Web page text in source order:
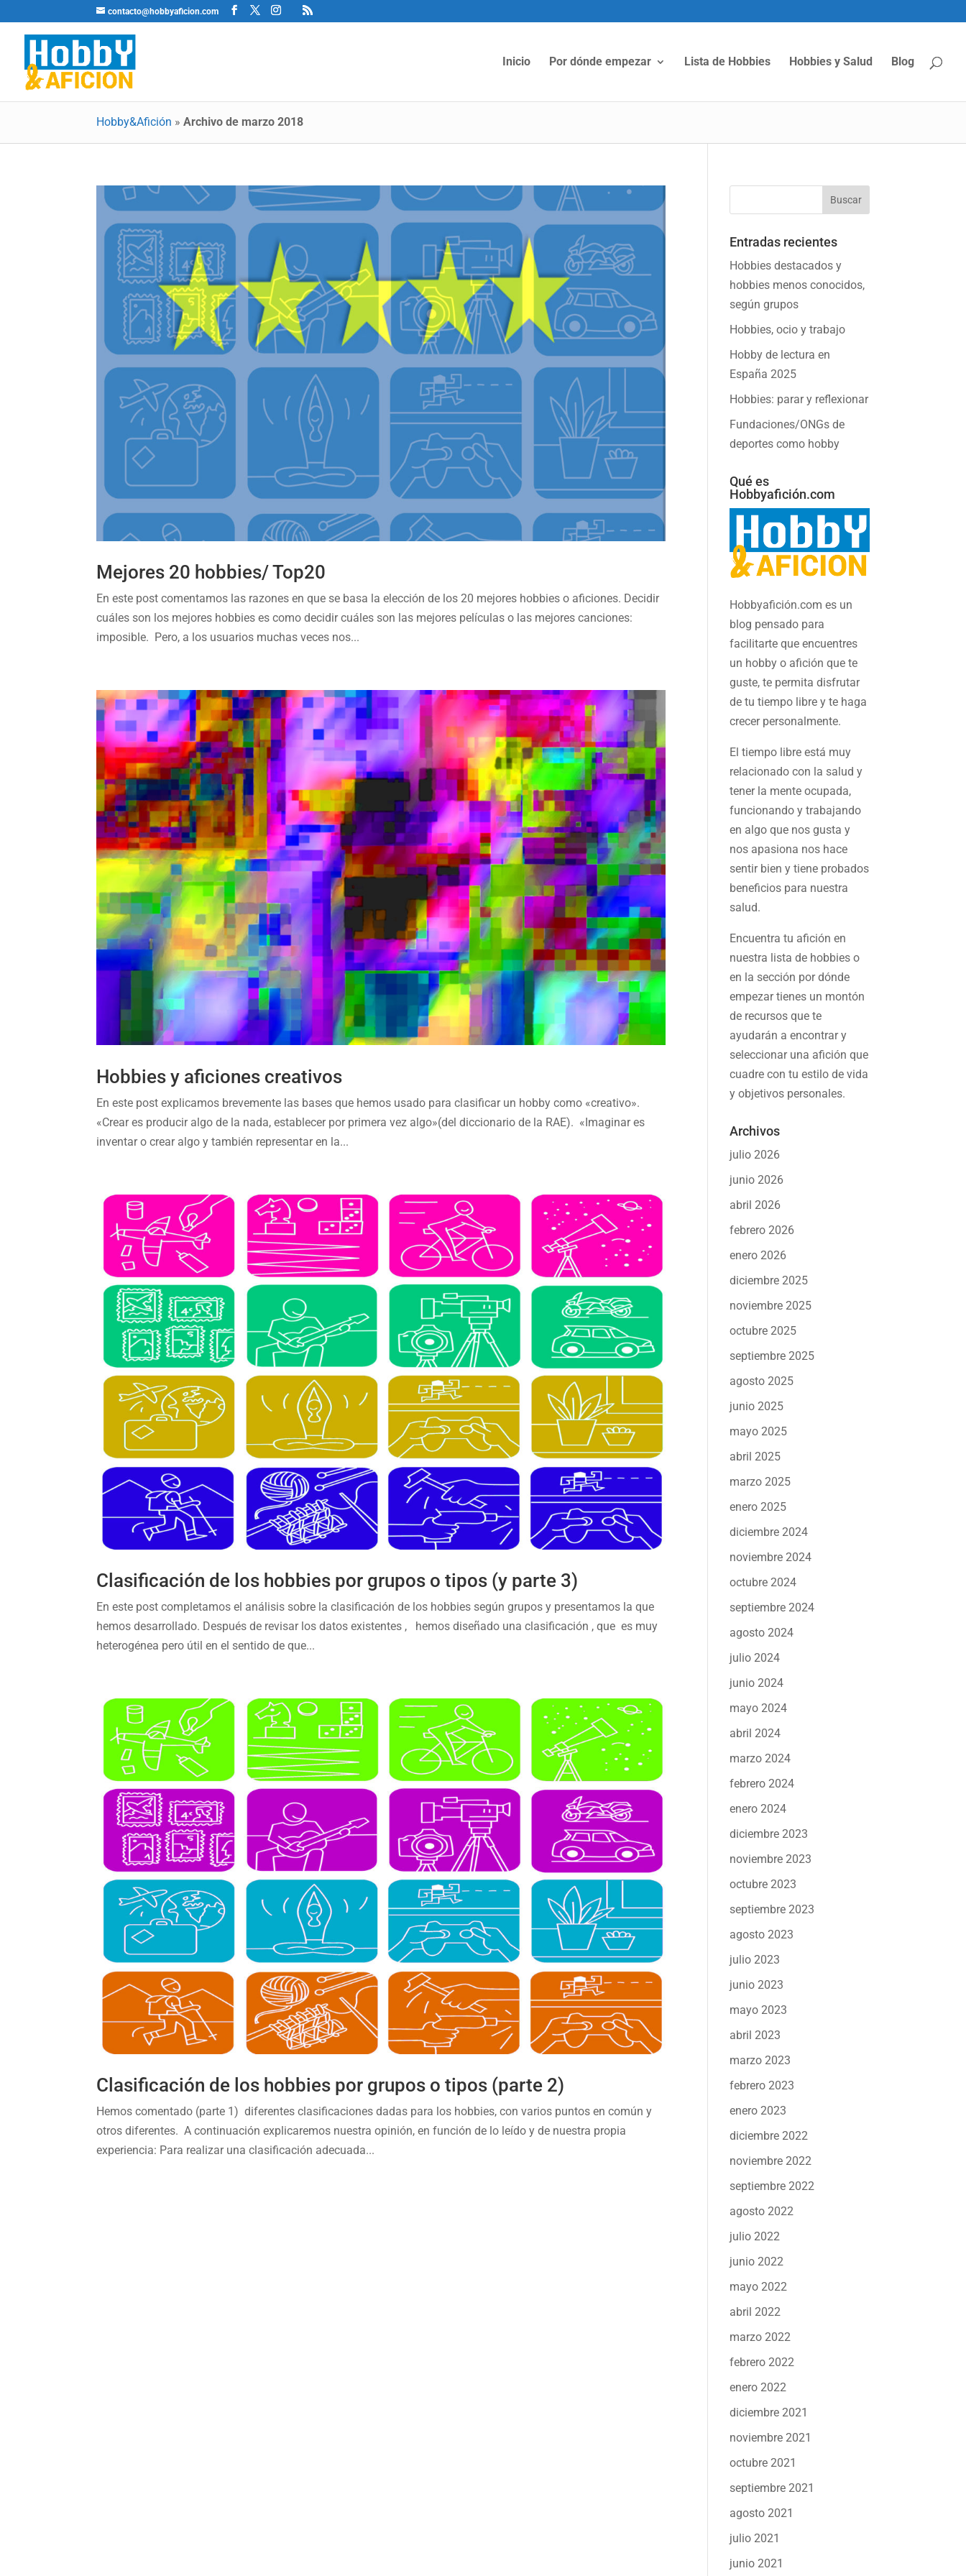
contacto@hobbyaficion.com
Hobby&Afición »Archivo de marzo 2018
Inicio Por dónde empezar Lista de Hobbies Hobbies y Salud Blog
Mejores 20 hobbies/ Top20
En este post comentamos las razones en que se basa la elección de los 20 mejores hobbies o aficiones. Decidir
cuáles son los mejores hobbies es como decidir cuáles son las mejores películas o las mejores canciones:
imposible. Pero, a los usuarios muchas veces nos...
Hobbies y aficiones creativos
En este post explicamos brevemente las bases que hemos usado para clasificar un hobby como «creativo».
«Crear es producir algo de la nada, establecer por primera vez algo»(del diccionario de la RAE). «Imaginar es
inventar o crear algo y también representar en la...
Clasificación de los hobbies por grupos o tipos (y parte 3)
En este post completamos el análisis sobre la clasificación de los hobbies según grupos y presentamos la que
hemos desarrollado. Después de revisar los datos existentes , hemos diseñado una clasificación , que es muy
heterogénea pero útil en el sentido de que...
Clasificación de los hobbies por grupos o tipos (parte 2)
Hemos comentado (parte 1) diferentes clasificaciones dadas para los hobbies, con varios puntos en común y
otros diferentes. A continuación explicaremos nuestra opinión, en función de lo leído y de nuestra propia
experiencia: Para realizar una clasificación adecuada...
Entradas recientes
Hobbies destacados y
hobbies menos conocidos,
según grupos
Hobbies, ocio y trabajo
Hobby de lectura en
España 2025
Hobbies: parar y reflexionar
Fundaciones/ONGs de
deportes como hobby
Qué es
Hobbyafición.com
Hobbyafición.com es un
blog pensado para
facilitarte que encuentres
un hobby o afición que te
guste, te permita disfrutar
de tu tiempo libre y te haga
crecer personalmente.
El tiempo libre está muy
relacionado con la salud y
tener la mente ocupada,
funcionando y trabajando
en algo que nos gusta y
nos apasiona nos hace
sentir bien y tiene probados
beneficios para nuestra
salud.
Encuentra tu afición en
nuestra lista de hobbies o
en la sección por dónde
empezar tienes un montón
de recursos que te
ayudarán aencontrar y
seleccionar una afición que
cuadre con tu estilo de vida
y objetivos personales.
Archivos
julio 2026
junio 2026
abril 2026
febrero 2026
enero 2026
diciembre 2025
noviembre 2025
octubre 2025
septiembre 2025
agosto 2025
junio 2025
mayo 2025
abril 2025
marzo 2025
enero 2025
diciembre 2024
noviembre 2024
octubre 2024
septiembre 2024
agosto 2024
julio 2024
junio 2024
mayo 2024
abril 2024
marzo 2024
febrero 2024
enero 2024
diciembre 2023
noviembre 2023
octubre 2023
septiembre 2023
agosto 2023
julio 2023
junio 2023
mayo 2023
abril 2023
marzo 2023
febrero 2023
enero 2023
diciembre 2022
noviembre 2022
septiembre 2022
agosto 2022
julio 2022
junio 2022
mayo 2022
abril 2022
marzo 2022
febrero 2022
enero 2022
diciembre 2021
noviembre 2021
octubre 2021
septiembre 2021
agosto 2021
julio 2021
junio 2021